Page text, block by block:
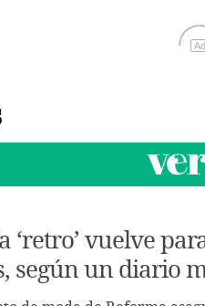
Ad
‘retro’ vuelve
según un diario